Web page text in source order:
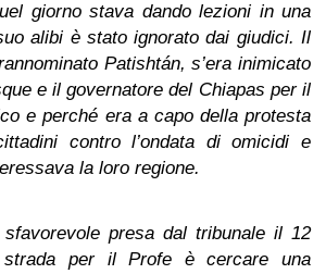
giorno stava dando lezioni in una
alibi è stato ignorato dai giudici. Il
Patishtán, s’era inimicato
e il governatore del Chiapas per il
e perché era a capo della protesta
contro l’ondata di omicidi e
la loro regione.
presa dal tribunale il 12
strada per il Profe è cercare una